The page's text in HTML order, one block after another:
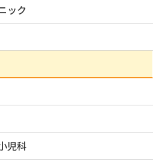
ック
児科